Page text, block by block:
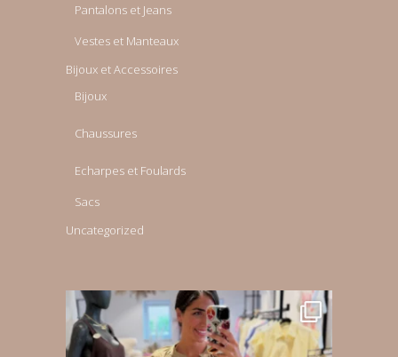
Pantalons et Jeans
Vestes et Manteaux
Bijoux et Accessoires
Bijoux
Chaussures
Echarpes et Foulards
Sacs
Uncategorized